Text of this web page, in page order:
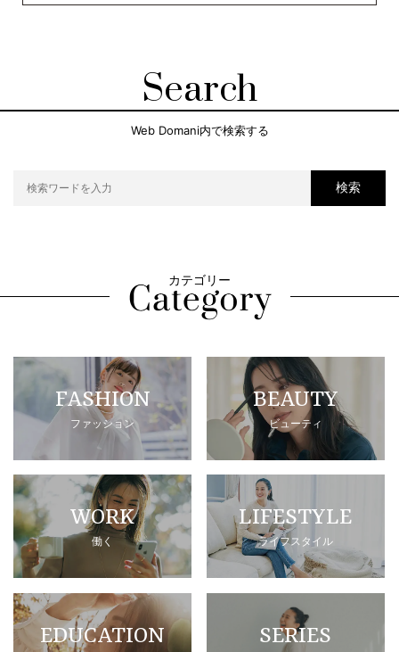
Search
Web Domani内で検索する
検索
カテゴリー
FASHION
ファッション
BEAUTY
ビューティ
WORK
働く
LIFESTYLE
ライフスタイル
EDUCATION SERIES